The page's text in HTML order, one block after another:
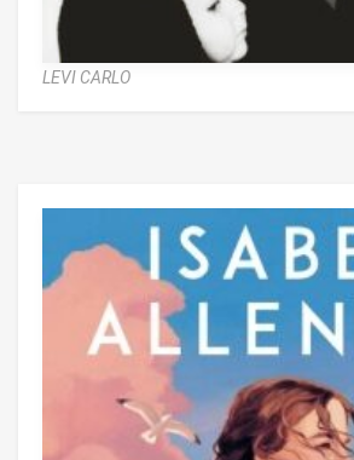
LEVI CARLO